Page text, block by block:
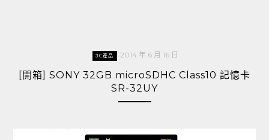
3C產品 2014 年 6 月 16 日
[開箱] SONY 32GB microSDHC Class10 記憶卡
SR-32UY